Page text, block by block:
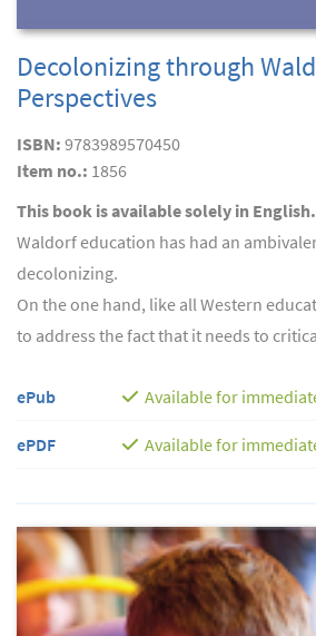
Decolonizing through
Perspectives
ISBN: 9783989570450
Item no.: 1856
This book is available solely in English.
Waldorf education has had an
decolonizing.
On the one hand, like all Western
to address the fact that it needs to
ePub Available for
ePDF Available for